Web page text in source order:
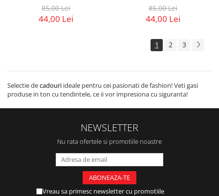
85,00 Lei
44,00 Lei
85,00 Lei
44,00 Lei
1 2 3
Selectie decadouri ideale pentru cei pasionati de fashion! Veti gasi
produse in ton cu tendintele, ce ii vor impresiona cu siguranta!
NEWSLETTER
Nu rata ofertele si promotiile noastre
Vreau sa primesc newsletter cu promotiile